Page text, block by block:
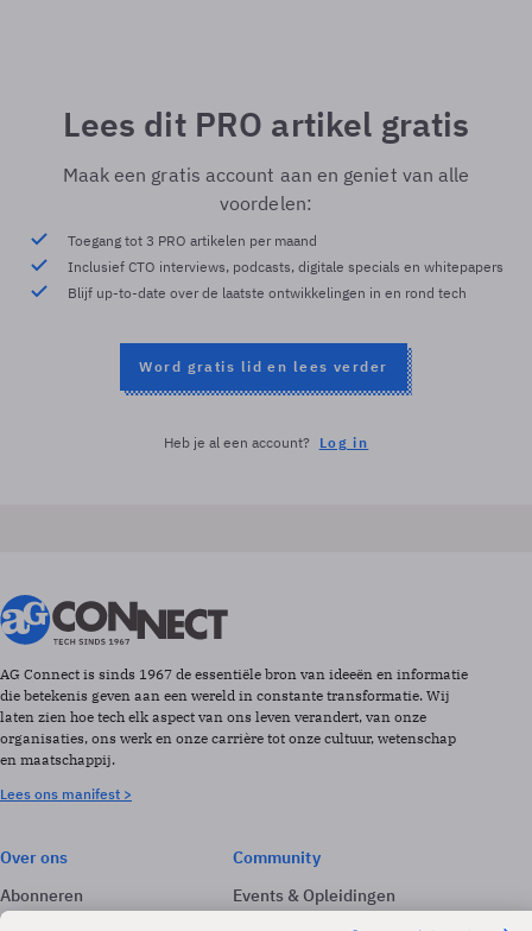
Lees dit PRO artikel gratis
Maak een gratis account aan en geniet van alle
voordelen:
Toegang tot 3 PRO artikelen per maand
Inclusief CTO interviews, podcasts, digitale specials en whitepapers
Blijf up-to-date over de laatste ontwikkelingen in en rond tech
Word gratis lid en lees verder
Heb je al een account? Log in
AG Connect is sinds 1967 de essentiële bron van ideeën en informatie
die betekenis geven aan een wereld in constante transformatie. Wij
laten zien hoe tech elk aspect van ons leven verandert, van onze
organisaties, ons werk en onze carrière tot onze cultuur, wetenschap
en maatschappij.
Lees ons manifest >
Over ons
Abonneren
Adverteren
Community
Events & Opleidingen